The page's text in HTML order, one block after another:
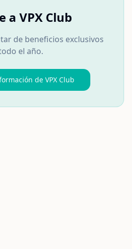
a VPX Club
de beneficios exclusivos
el año.
de VPX Club